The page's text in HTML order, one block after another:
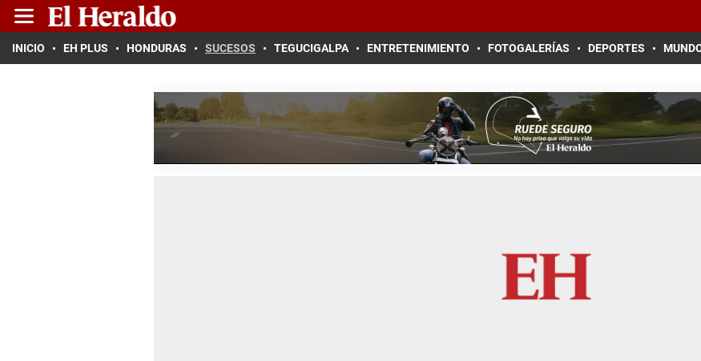
INICIO EH PLUS HONDURAS SUCESOS TEGUCIGALPA ENTRETENIMIENTO FOTOGALERÍAS DEPORTES